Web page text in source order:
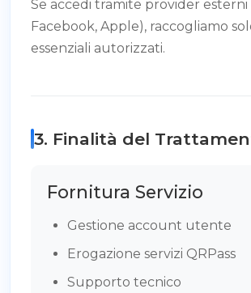
Se accedi tramite provider esterni
Facebook, Apple), raccogliamo
essenziali autorizzati.
3. Finalità del
Fornitura Servizio
Gestione account utente
Erogazione servizi QRPass
Supporto tecnico